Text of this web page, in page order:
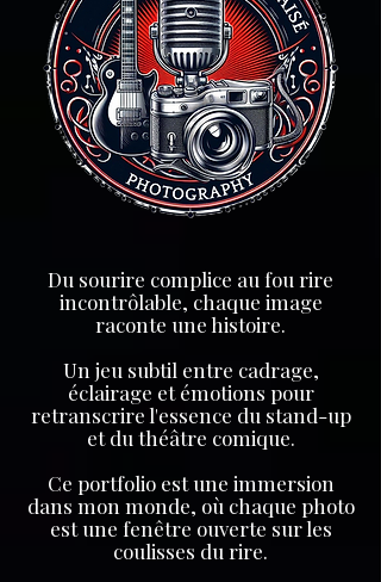
Du sourire complice au fou rire
incontrôlable, chaque image
raconte une histoire.
Un jeu subtil entre cadrage,
éclairage et émotions pour
retranscrire l'essence du stand-up
et du théâtre comique.
Ce portfolio est une immersion
dans mon monde, où chaque photo
est une fenêtre ouverte sur les
coulisses du rire.